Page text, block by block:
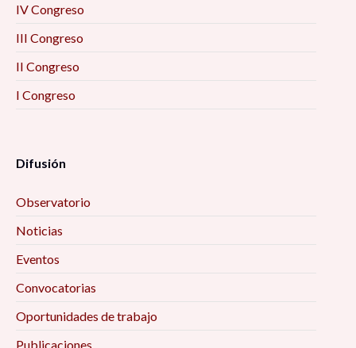
IV Congreso
III Congreso
II Congreso
I Congreso
Difusión
Observatorio
Noticias
Eventos
Convocatorias
Oportunidades de trabajo
Publicaciones